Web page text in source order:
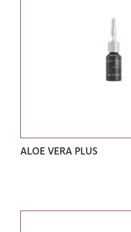
ALOE VERA PLUS